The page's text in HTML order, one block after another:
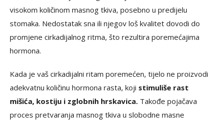
visokom količinom masnog tkiva, posebno u predijelu
stomaka. Nedostatak sna ili njegov loš kvalitet dovodi do
promjene cirkadijalnog ritma, što rezultira poremećajima
hormona.
Kada je vaš cirkadijalni ritam poremećen, tijelo ne proizvodi
adekvatnu količinu hormona rasta, koji stimuliše rast
mišića, kostiju i zglobnih hrskavica. Takođe pojačava
proces pretvaranja masnog tkiva u slobodne masne